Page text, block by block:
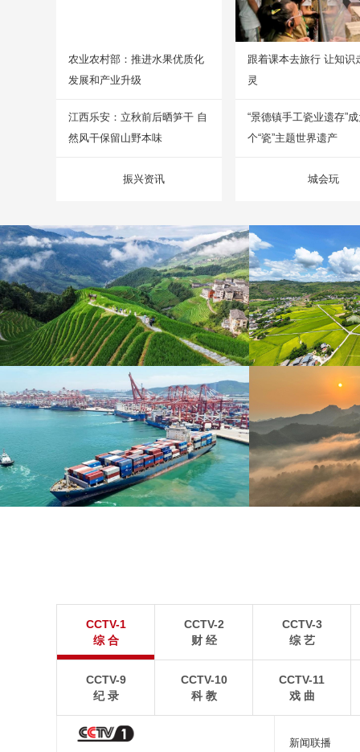
农业农村部：推进水果优质化
发展和产业升级
江西乐安：立秋前后晒笋干 自
然风干保留山野本味
振兴资讯
跟着课本去旅行 让知识
灵
“景德镇手工瓷业遗存”
个“瓷”主题世界遗产
城会玩
暑期出游 乐享美好时光
炎炎夏日，暑期旅游热度持续攀升。人们亲近山水，
重庆梁平：优质
8月6日，重庆梁平星
8月5日，“科伦坡”轮缓缓驶离山东港口青岛港前湾联
合集装箱码头。
8月6日，河北承德，
CCTV-1
综 合
CCTV-2
财 经
CCTV-3
综 艺
CCTV-9
纪 录
CCTV-10
科 教
CCTV-11
戏 曲
新闻联播